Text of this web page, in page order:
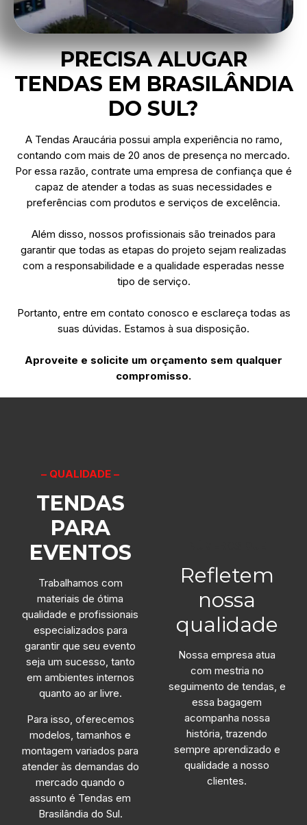
PRECISA ALUGAR
TENDAS EM BRASILÂNDIA
DO SUL?
A Tendas Araucária possui ampla experiência no ramo,
contando com mais de 20 anos de presença no mercado.
Por essa razão, contrate uma empresa de confiança que é
capaz de atender a todas as suas necessidades e
preferências com produtos e serviços de excelência.
Além disso, nossos profissionais são treinados para
garantir que todas as etapas do projeto sejam realizadas
com a responsabilidade e a qualidade esperadas nesse
tipo de serviço.
Portanto, entre em contato conosco e esclareça todas as
suas dúvidas. Estamos à sua disposição.
Aproveite e solicite um orçamento sem qualquer
compromisso.
– QUALIDADE –
TENDAS
PARA
EVENTOS
Trabalhamos com
materiais de ótima
qualidade e profissionais
especializados para
garantir que seu evento
seja um sucesso, tanto
em ambientes internos
quanto ao ar livre.
Para isso, oferecemos
modelos, tamanhos e
montagem variados para
atender às demandas do
mercado quando o
assunto é Tendas em
Brasilândia do Sul.
Refletem
nossa
qualidade
Nossa empresa atua
com mestria no
seguimento de tendas, e
essa bagagem
acompanha nossa
história, trazendo
sempre aprendizado e
qualidade a nosso
clientes.